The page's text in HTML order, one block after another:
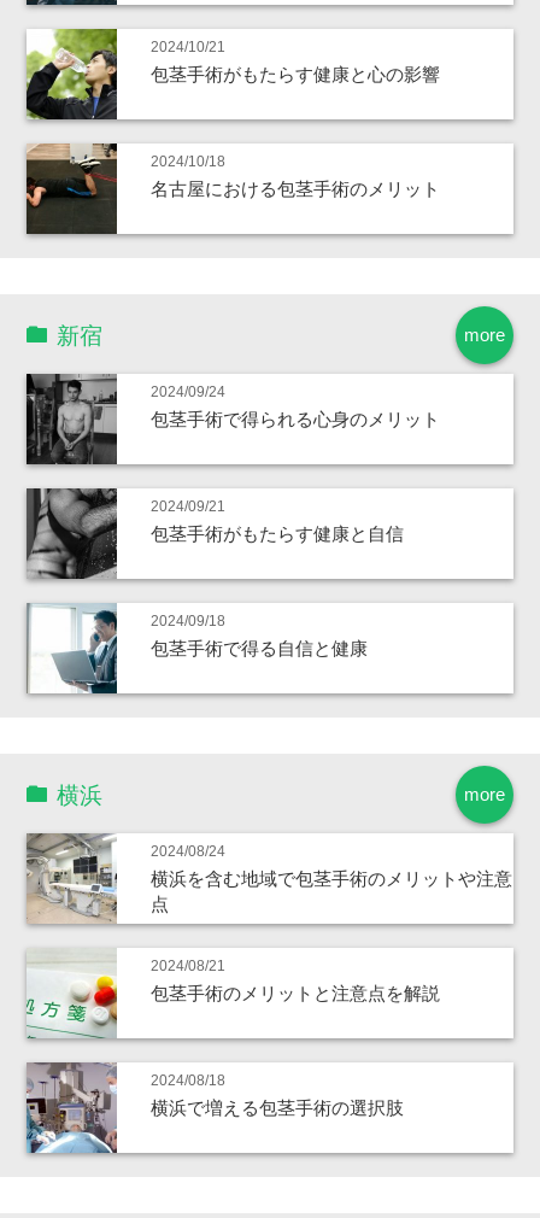
2024/10/21
包茎手術がもたらす健康と心の影響
2024/10/18
名古屋における包茎手術のメリット
more
新宿
2024/09/24
包茎手術で得られる心身のメリット
2024/09/21
包茎手術がもたらす健康と自信
2024/09/18
包茎手術で得る自信と健康
more
横浜
2024/08/24
横浜を含む地域で包茎手術のメリットや注意
点
2024/08/21
包茎手術のメリットと注意点を解説
2024/08/18
横浜で増える包茎手術の選択肢